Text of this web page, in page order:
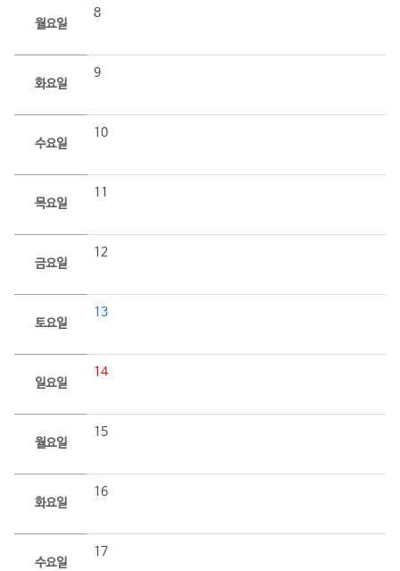
월요일
8
화요일
9
수요일
10
목요일
11
금요일
12
토요일
13
일요일
14
월요일
15
화요일
16
수요일
17